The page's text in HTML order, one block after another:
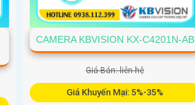
CAMERA KBVISION KX-C4201N-AB
Giá Bán: liên hệ
Giá Khuyến Mại: 5%-35%